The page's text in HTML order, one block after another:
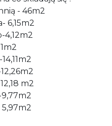
- 46m2
6,15m2
4,12m2
m2
9,77m2